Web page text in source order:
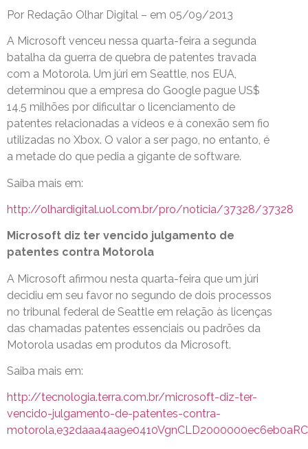
Por Redação Olhar Digital – em 05/09/2013
A Microsoft venceu nessa quarta-feira a segunda
batalha da guerra de quebra de patentes travada
com a Motorola. Um júri em Seattle, nos EUA,
determinou que a empresa do Google pague US$
14,5 milhões por dificultar o licenciamento de
patentes relacionadas a vídeos e à conexão sem fio
utilizadas no Xbox. O valor a ser pago, no entanto, é
a metade do que pedia a gigante de software.
Saiba mais em:
http://olhardigital.uol.com.br/pro/noticia/37328/37328
Microsoft diz ter vencido julgamento de
patentes contra Motorola
A Microsoft afirmou nesta quarta-feira que um júri
decidiu em seu favor no segundo de dois processos
no tribunal federal de Seattle em relação às licenças
das chamadas patentes essenciais ou padrões da
Motorola usadas em produtos da Microsoft.
Saiba mais em:
http://tecnologia.terra.com.br/microsoft-diz-ter-
vencido-julgamento-de-patentes-contra-